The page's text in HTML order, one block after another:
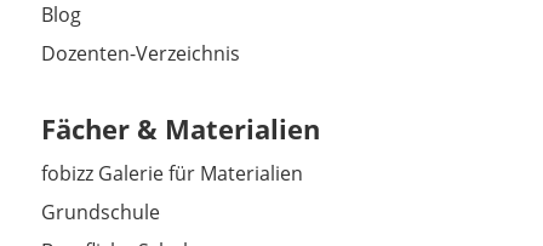
Blog
Dozenten-Verzeichnis
Fächer & Materialien
fobizz Galerie für Materialien
Grundschule